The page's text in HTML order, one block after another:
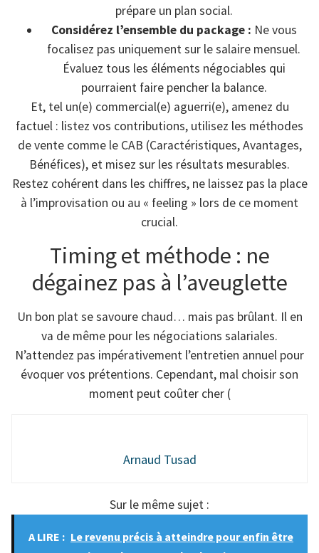
prépare un plan social.
Considérez l’ensemble du package : Ne vous
focalisez pas uniquement sur le salaire mensuel.
Évaluez tous les éléments négociables qui
pourraient faire pencher la balance.
Et, tel un(e) commercial(e) aguerri(e), amenez du
factuel : listez vos contributions, utilisez les méthodes
de vente comme le CAB (Caractéristiques, Avantages,
Bénéfices), et misez sur les résultats mesurables.
Restez cohérent dans les chiffres, ne laissez pas la place
à l’improvisation ou au « feeling » lors de ce moment
crucial.
Timing et méthode : ne
dégainez pas à l’aveuglette
Un bon plat se savoure chaud… mais pas brûlant. Il en
va de même pour les négociations salariales.
N’attendez pas impérativement l’entretien annuel pour
évoquer vos prétentions. Cependant, mal choisir son
moment peut coûter cher (
Arnaud Tusad
Sur le même sujet :
A LIRE : Le revenu précis à atteindre pour enfin être